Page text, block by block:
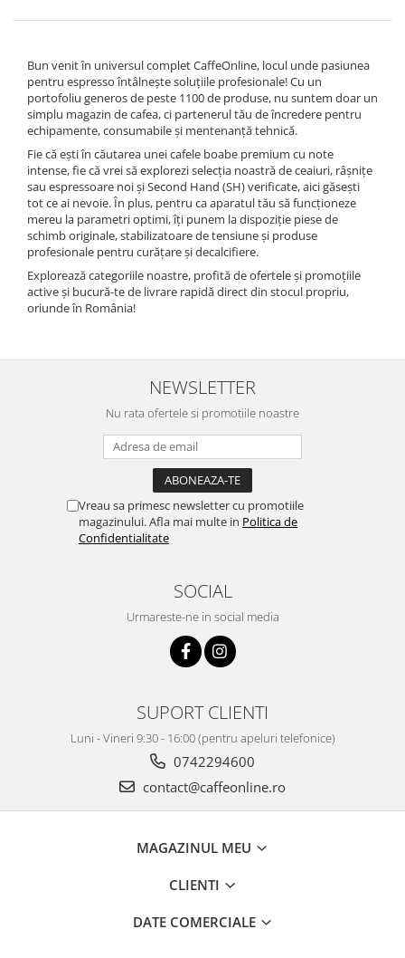
Bun venit în universul complet CaffeOnline, locul unde pasiunea
pentru espresso întâlnește soluțiile profesionale! Cu un
portofoliu generos de peste 1100 de produse, nu suntem doar un
simplu magazin de cafea, ci partenerul tău de încredere pentru
echipamente, consumabile și mentenanță tehnică.
Fie că ești în căutarea unei cafele boabe premium cu note
intense, fie că vrei să explorezi selecția noastră de ceaiuri, râșnițe
sau espressoare noi și Second Hand (SH) verificate, aici găsești
tot ce ai nevoie. În plus, pentru ca aparatul tău să funcționeze
mereu la parametri optimi, îți punem la dispoziție piese de
schimb originale, stabilizatoare de tensiune și produse
profesionale pentru curățare și decalcifiere.
Explorează categoriile noastre, profită de ofertele și promoțiile
active și bucură-te de livrare rapidă direct din stocul propriu,
oriunde în România!
NEWSLETTER
Nu rata ofertele si promotiile noastre
Vreau sa primesc newsletter cu promotiile
magazinului. Afla mai multe in Politica de
Confidentialitate
SOCIAL
Urmareste-ne in social media
SUPORT CLIENTI
Luni - Vineri 9:30 - 16:00 (pentru apeluri telefonice)
0742294600
contact@caffeonline.ro
MAGAZINUL MEU
CLIENTI
DATE COMERCIALE